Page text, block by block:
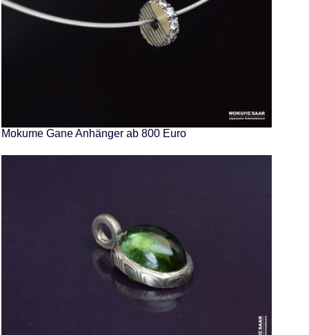
Mokume Gane Anhänger ab 800 Euro